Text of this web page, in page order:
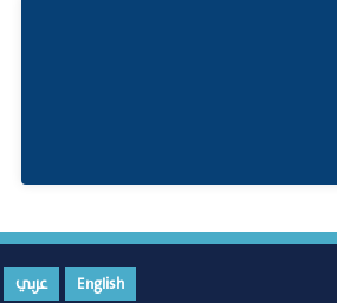
English عربي